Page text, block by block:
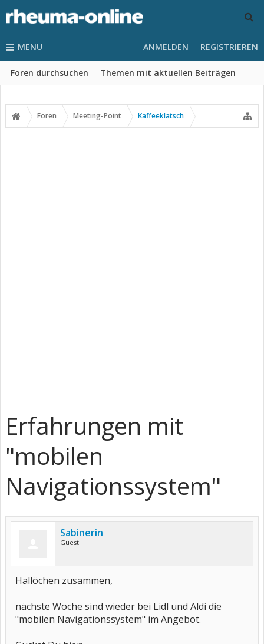
MENU
Foren durchsuchen Themen mit aktuellen Beiträgen
ANMELDEN REGISTRIEREN
Foren Meeting-Point Kaffeeklatsch
Erfahrungen mit
"mobilen
Navigationssystem"
Sabinerin
Guest
Hallöchen zusammen,
nächste Woche sind wieder bei Lidl und Aldi die
"mobilen Navigationssystem" im Angebot.